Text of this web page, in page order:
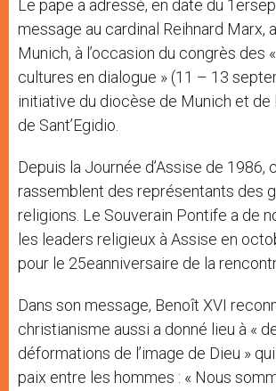
Le pape a adressé, en date du
message au cardinal Reihnard Marx,
Munich, à l’occasion du congrès des
cultures en dialogue » (11 – 13
initiative du diocèse de Munich et de
de Sant’Egidio.
Depuis la Journée d’Assise de 1986,
rassemblent des représentants des
religions. Le Souverain Pontife a de
les leaders religieux à Assise en
pour le 25eanniversaire de la
Dans son message, Benoît XVI
christianisme aussi a donné lieu à «
déformations de l’image de Dieu »
paix entre les hommes : « Nous